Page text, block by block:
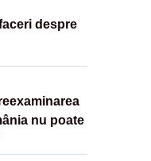
despre
nu poate